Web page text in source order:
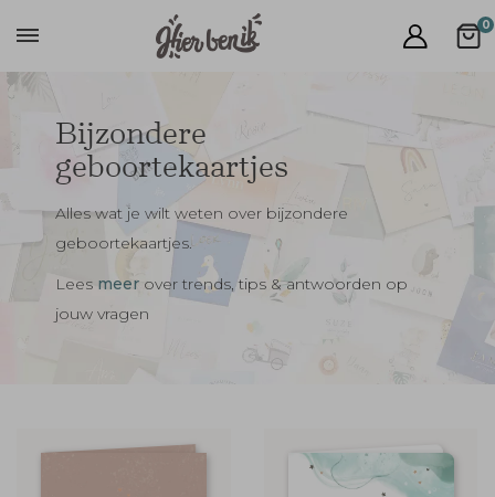
0
Bijzondere
geboortekaartjes
Alles wat je wilt weten over bijzondere
geboortekaartjes.
Lees meer over trends, tips & antwoorden op
jouw vragen